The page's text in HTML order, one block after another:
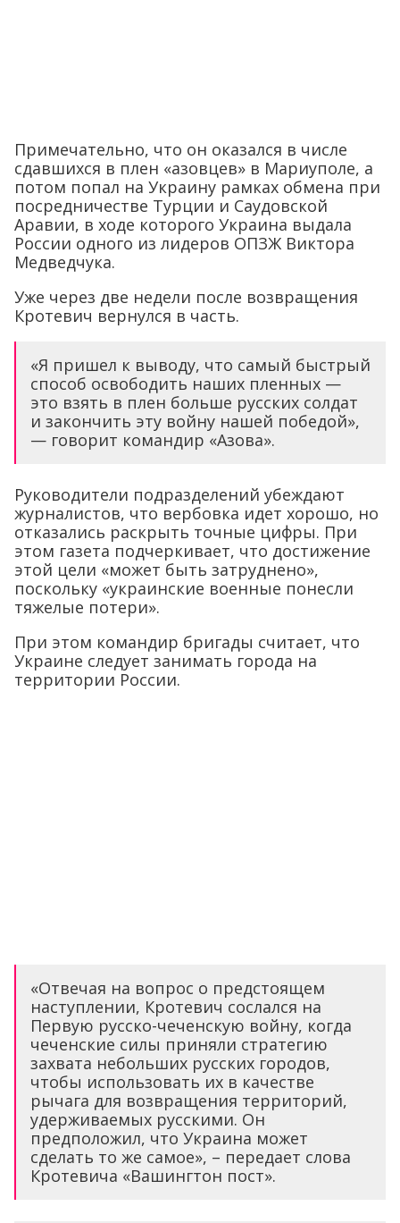
Примечательно, что он оказался в числе
сдавшихся в плен «азовцев» в Мариуполе, а
потом попал на Украину рамках обмена при
посредничестве Турции и Саудовской
Аравии, в ходе которого Украина выдала
России одного из лидеров ОПЗЖ Виктора
Медведчука.
Уже через две недели после возвращения
Кротевич вернулся в часть.
«Я пришел к выводу, что самый быстрый
способ освободить наших пленных —
это взять в плен больше русских солдат
и закончить эту войну нашей победой»,
— говорит командир «Азова».
Руководители подразделений убеждают
журналистов, что вербовка идет хорошо, но
отказались раскрыть точные цифры. При
этом газета подчеркивает, что достижение
этой цели «может быть затруднено»,
поскольку «украинские военные понесли
тяжелые потери».
При этом командир бригады считает, что
Украине следует занимать города на
территории России.
«Отвечая на вопрос о предстоящем
наступлении, Кротевич сослался на
Первую русско-чеченскую войну, когда
чеченские силы приняли стратегию
захвата небольших русских городов,
чтобы использовать их в качестве
рычага для возвращения территорий,
удерживаемых русскими. Он
предположил, что Украина может
сделать то же самое», – передает слова
Кротевича «Вашингтон пост».